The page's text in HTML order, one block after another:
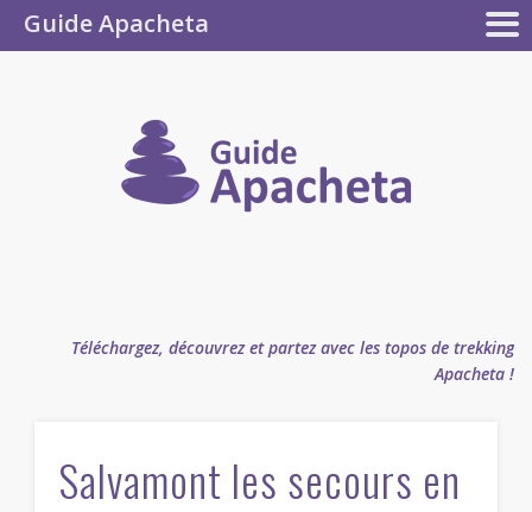
Téléchargez, découvrez et partez avec les topos de trekking
Apacheta !
Collection
Salvamont les secours en
Guide Apacheta